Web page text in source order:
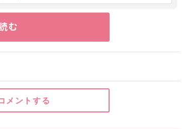
む
メントする